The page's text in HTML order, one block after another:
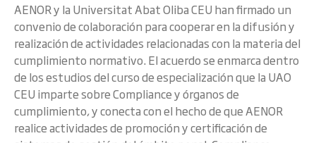
AENOR y la Universitat Abat Oliba CEU han firmado un
convenio de colaboración para cooperar en la difusión y
realización de actividades relacionadas con la materia del
cumplimiento normativo. El acuerdo se enmarca dentro
de los estudios del curso de especialización que la UAO
CEU imparte sobre Compliance y órganos de
cumplimiento, y conecta con el hecho de que AENOR
realice actividades de promoción y certificación de